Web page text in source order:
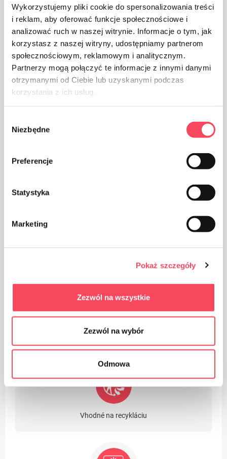
Wykorzystujemy pliki cookie do spersonalizowania treści
i reklam, aby oferować funkcje społecznościowe i
analizować ruch w naszej witrynie. Informacje o tym, jak
korzystasz z naszej witryny, udostępniamy partnerom
społecznościowym, reklamowym i analitycznym.
Partnerzy mogą połączyć te informacje z innymi danymi
otrzymanymi od Ciebie lub uzyskanymi podczas
korzystania z ich usług.
zgody
Niezbędne
Preferencje
Statystyka
Marketing
Pokaż szczegóły
Zezwól na wszystkie
Zezwól na wybór
Odmowa
Výrobok je vyrobený z hliníka
Obaly vyrobené z polypropylénu PP sú považované
(vedľa PET) za najbezpečnejšie plasty pre naše zdravie
Dbajte na čistotu a použité obaly vyhoďte do koša
Vhodné na recykláciu